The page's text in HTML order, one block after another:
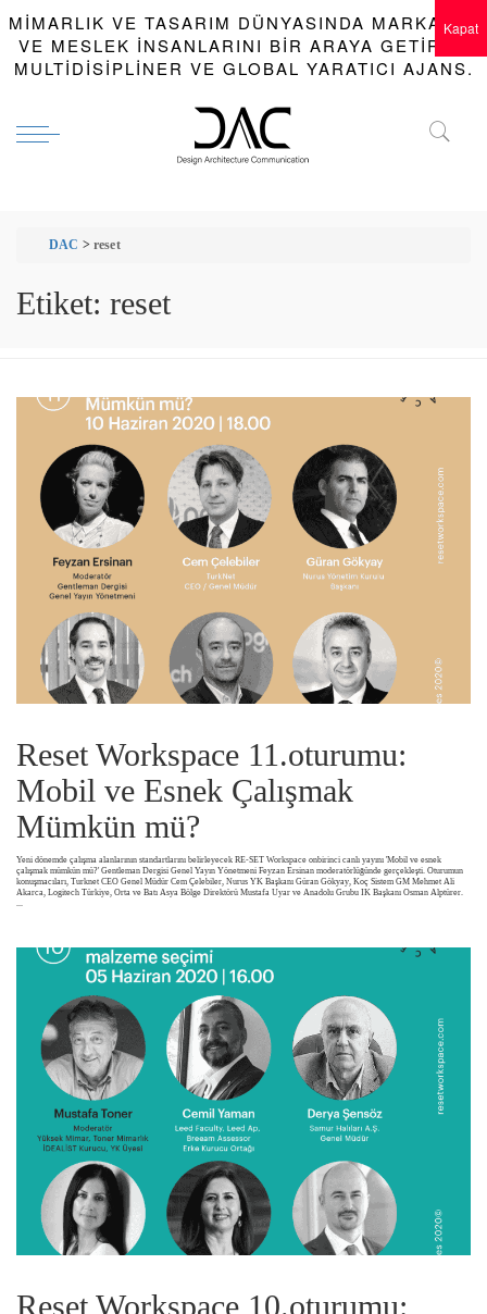
MIMARLIK VE TASARIM DÜNYASINDA MARKALAR
VE MESLEK INSANLARINI BIR ARAYA GETIREN
MULTIDISIPLINER VE GLOBAL YARATICI AJANS.
DAC > reset
Etiket: reset
Reset Workspace 11.oturumu:
Mobil ve Esnek Çalışmak
Mümkün mü?
Yeni dönemde çalışma alanlarının standartlarını belirleyecek RE-SET Workspace onbirinci canlı yayını 'Mobil ve esnek
çalışmak mümkün mü?' Gentleman Dergisi Genel Yayın Yönetmeni Feyzan Ersinan moderatörlüğünde gerçekleşti. Oturumun
konuşmacıları, Turknet CEO Genel Müdür Cem Çelebiler, Nurus YK Başkanı Güran Gökyay, Koç Sistem GM Mehmet Ali
Akarca, Logitech Türkiye, Orta ve Batı Asya Bölge Direktörü Mustafa Uyar ve Anadolu Grubu IK Başkanı Osman Alptürer.
...
Reset Workspace 10.oturumu:
Kapat